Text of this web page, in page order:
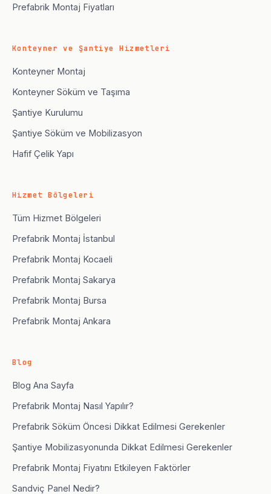
Prefabrik Montaj Fiyatları
Konteyner ve Şantiye Hizmetleri
Konteyner Montaj
Konteyner Söküm ve Taşıma
Şantiye Kurulumu
Şantiye Söküm ve Mobilizasyon
Hafif Çelik Yapı
Hizmet Bölgeleri
Tüm Hizmet Bölgeleri
Prefabrik Montaj İstanbul
Prefabrik Montaj Kocaeli
Prefabrik Montaj Sakarya
Prefabrik Montaj Bursa
Prefabrik Montaj Ankara
Blog
Blog Ana Sayfa
Prefabrik Montaj Nasıl Yapılır?
Prefabrik Söküm Öncesi Dikkat Edilmesi Gerekenler
Şantiye Mobilizasyonunda Dikkat Edilmesi Gerekenler
Prefabrik Montaj Fiyatını Etkileyen Faktörler
Sandviç Panel Nedir?